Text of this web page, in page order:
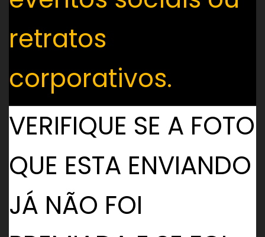
retratos
corporativos.
VERIFIQUE SE A FOTO
QUE ESTA ENVIANDO
JÁ NÃO FOI